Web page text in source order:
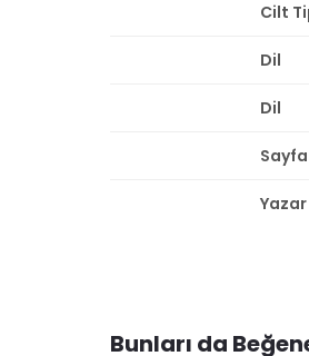
Cilt
Dil
Dil
Sayfa
Yazar
Bunları da